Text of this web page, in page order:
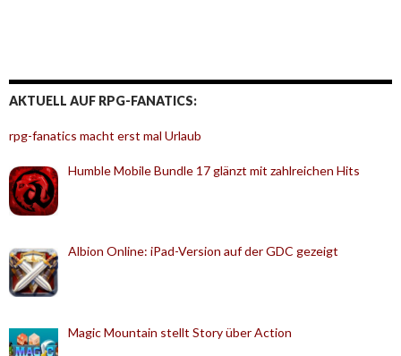
AKTUELL AUF RPG-FANATICS:
rpg-fanatics macht erst mal Urlaub
Humble Mobile Bundle 17 glänzt mit zahlreichen Hits
Albion Online: iPad-Version auf der GDC gezeigt
Magic Mountain stellt Story über Action